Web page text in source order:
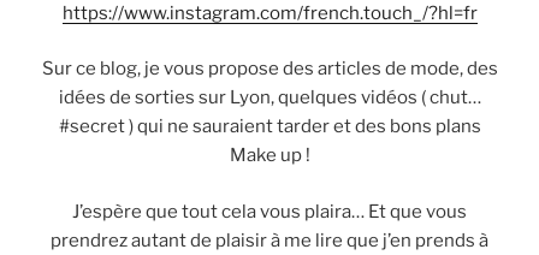
https://www.instagram.com/french.touch_/?hl=fr
Sur ce blog, je vous propose des articles de mode, des
idées de sorties sur Lyon, quelques vidéos ( chut…
#secret ) qui ne sauraient tarder et des bons plans
Make up !
J’espère que tout cela vous plaira… Et que vous
prendrez autant de plaisir à me lire que j’en prends à